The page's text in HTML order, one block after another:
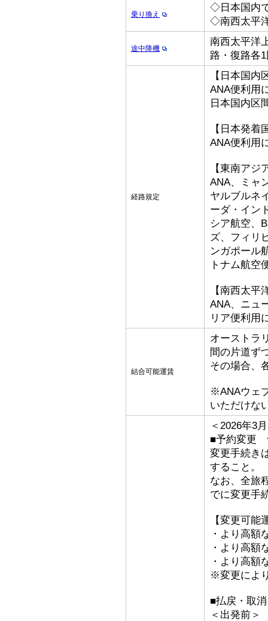
乗り換え
◇日本国内
◇南西太平
途中降機
南西太平洋
路・復路各
経路規定
【日本国内
ANA便利用
日本国内区
【日本発着
ANA便利用
【東南アジ
ANA、ミャ
ヤルブルネ
ーダ・イン
シア航空、
ズ、フィリ
ンガポール
トナム航空
【南西太平
ANA、ニュ
リア便利用
結合可能運賃
オーストラ
間の片道ず
その場合、
※ANAウェ
いただけな
＜2026年3
■予約変更
変更手続き
すること。
なお、全旅
でに変更手
【変更可能
・より高額
・より高額
・より高額
※変更によ
■払戻・取消
＜出発前＞